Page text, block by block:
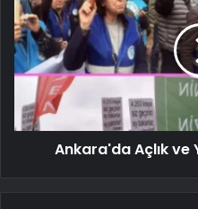
Ankara'da Açlık